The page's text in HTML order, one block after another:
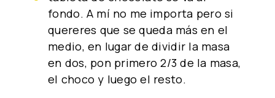
fondo. A mí no me importa pero si
quereres que se queda más en el
medio, en lugar de dividir la masa
en dos, pon primero 2/3 de la masa,
el choco y luego el resto.